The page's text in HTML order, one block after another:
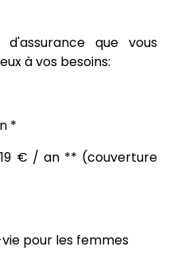
que vous
à vos besoins:
*
€ / an ** (couverture
pour les femmes